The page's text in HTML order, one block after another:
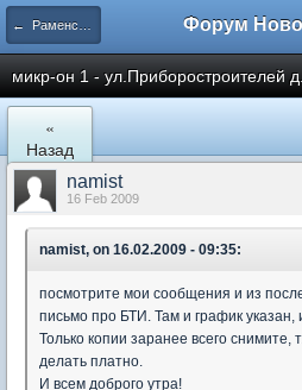
← Раменское
микр-он 1 - ул.Приборостроителей
«
Назад
namist
16 Feb 2009
namist, on 16.02.2009 - 09:35:
посмотрите мои сообщения и из
письмо про БТИ. Там и график указан,
Только копии заранее всего снимите,
делать платно.
И всем доброго утра!